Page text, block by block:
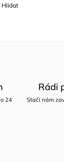
Hlídat
24
Rádi
Stačí nám